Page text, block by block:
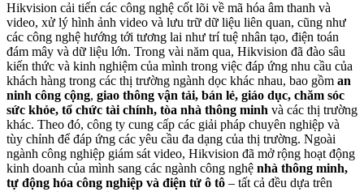
Hikvision cải tiến các công nghệ cốt lõi về mã hóa âm thanh và
video, xử lý hình ảnh video và lưu trữ dữ liệu liên quan, cũng như
các công nghệ hướng tới tương lai như trí tuệ nhân tạo, điện toán
đám mây và dữ liệu lớn. Trong vài năm qua, Hikvision đã đào sâu
kiến ​​thức và kinh nghiệm của mình trong việc đáp ứng nhu cầu của
khách hàng trong các thị trường ngành dọc khác nhau, bao gồm an
ninh công cộng, giao thông vận tải, bán lẻ, giáo dục, chăm sóc
sức khỏe, tổ chức tài chính, tòa nhà thông minh và các thị trường
khác. Theo đó, công ty cung cấp các giải pháp chuyên nghiệp và
tùy chỉnh để đáp ứng các yêu cầu đa dạng của thị trường. Ngoài
ngành công nghiệp giám sát video, Hikvision đã mở rộng hoạt động
kinh doanh của mình sang các ngành công nghệ nhà thông minh,
tự động hóa công nghiệp và điện tử ô tô – tất cả đều dựa trên